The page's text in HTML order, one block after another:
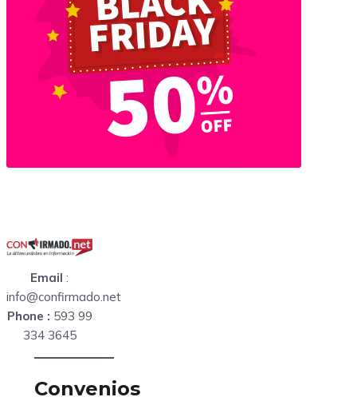
Email :
info@confirmado.net
Phone : 593 99
334 3645
Convenios